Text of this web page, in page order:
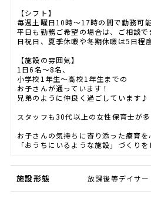
【シフト】
毎週土曜日10時～17時の間で勤務可
平日も勤務ご希望の場合は、ご相談で
日祝日、夏季休暇や冬期休暇は5日程
【施設の雰囲気】
1日6名～8名、
小学校1年生～高校1年生までの
お子さんが通っています！
兄弟のように仲良く過ごしています♪
スタッフも30代以上の女性保育士が
お子さんの気持ちに寄り添った療育を
「おうちにいるような施設」づくり
施設形態 放課後等デイサー